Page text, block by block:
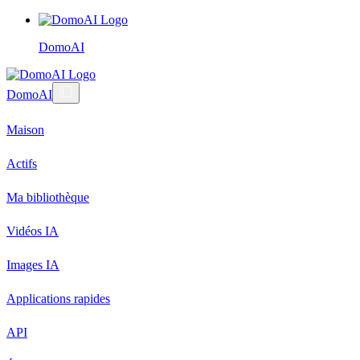
DomoAI
DomoAI
Maison
Actifs
Ma bibliothèque
Vidéos IA
Images IA
Applications rapides
API